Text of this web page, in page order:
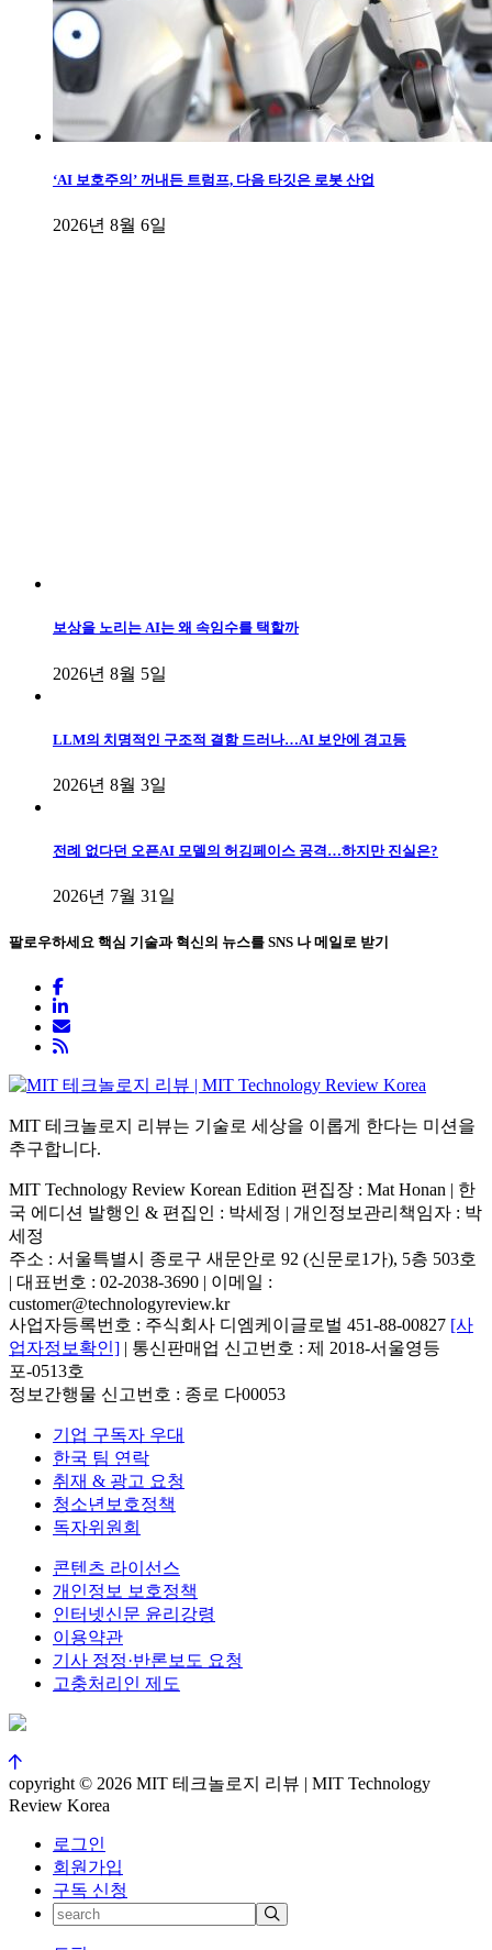
‘AI 보호주의’ 꺼내든 트럼프, 다음 타깃은 로봇 산업
2026년 8월 6일
보상을 노리는 AI는 왜 속임수를 택할까
2026년 8월 5일
LLM의 치명적인 구조적 결함 드러나…AI 보안에 경고등
2026년 8월 3일
전례 없다던 오픈AI 모델의 허깅페이스 공격…하지만 진실은?
2026년 7월 31일
팔로우하세요 핵심 기술과 혁신의 뉴스를 SNS 나 메일로 받기
MIT 테크놀로지 리뷰는 기술로 세상을 이롭게 한다는 미션을
추구합니다.
MIT Technology Review Korean Edition 편집장 : Mat Honan | 한
국 에디션 발행인 & 편집인 : 박세정 | 개인정보관리책임자 : 박
세정
주소 : 서울특별시 종로구 새문안로 92 (신문로1가), 5층 503호
| 대표번호 : 02-2038-3690 | 이메일 :
customer@technologyreview.kr
사업자등록번호 : 주식회사 디엠케이글로벌 451-88-00827 [사
업자정보확인] | 통신판매업 신고번호 : 제 2018-서울영등
포-0513호
정보간행물 신고번호 : 종로 다00053
기업 구독자 우대
한국 팀 연락
취재 & 광고 요청
청소년보호정책
독자위원회
콘텐츠 라이선스
개인정보 보호정책
인터넷신문 윤리강령
이용약관
기사 정정·반론보도 요청
고충처리인 제도
copyright © 2026 MIT 테크놀로지 리뷰 | MIT Technology
Review Korea
로그인
회원가입
구독 신청